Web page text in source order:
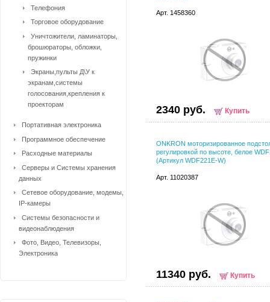
Арт. 1458360
2340 руб. Купить
ONKRON моторизированное
регулировкой по высоте, белое
(Артикул WDF221E-W)
Арт. 11020387
11340 руб. Купить
Телефония
Торговое оборудование
Уничтожители, ламинаторы,
брошюраторы, обложки,
пружинки
Экраны,пульты Д\У к
экранам,системы
голосования,крепления к
проекторам
Портативная электроника
Программное обеспечение
Расходные материалы
Серверы и Системы хранения
данных
Сетевое оборудование, модемы,
IP-камеры
Системы безопасности и
видеонаблюдения
Фото, Видео, Телевизоры,
Электроника